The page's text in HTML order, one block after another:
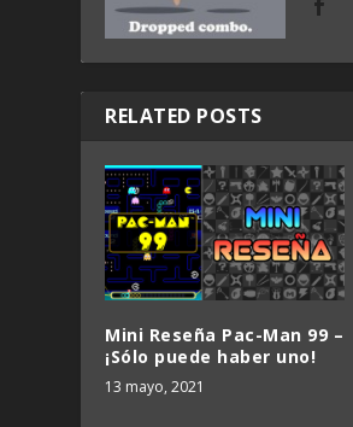
RELATED POSTS
Mini Reseña Pac-Man 99 –
¡Sólo puede haber uno!
13 mayo, 2021